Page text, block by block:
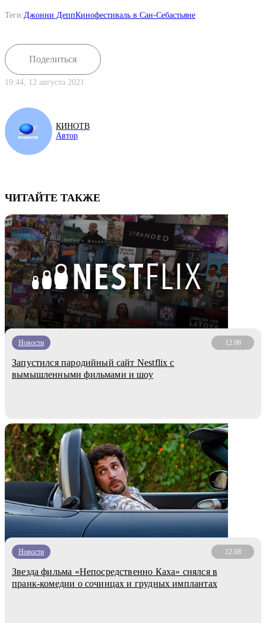
Теги:Джонни ДеппКинофестиваль в Сан-Себастьяне
Поделиться
19:44, 12 августа 2021
КИНОТВ
Автор
ЧИТАЙТЕ ТАКЖЕ
Новости 12.08
Запустился пародийный сайт Nestflix с
вымышленными фильмами и шоу
Новости 12.08
Звезда фильма «Непосредственно Каха» снялся в
пранк-комедии о сочинцах и грудных имплантах